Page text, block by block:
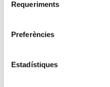
Requeriments
Preferències
Estadístiques